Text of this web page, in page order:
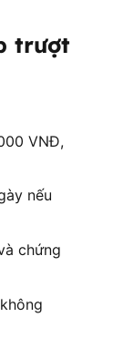
trượt
VNĐ,
nếu
chứng